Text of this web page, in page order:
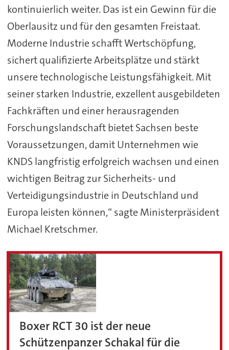
kontinuierlich weiter. Das ist ein Gewinn für die
Oberlausitz und für den gesamten Freistaat.
Moderne Industrie schafft Wertschöpfung,
sichert qualifizierte Arbeitsplätze und stärkt
unsere technologische Leistungsfähigkeit. Mit
seiner starken Industrie, exzellent ausgebildeten
Fachkräften und einer herausragenden
Forschungslandschaft bietet Sachsen beste
Voraussetzungen, damit Unternehmen wie
KNDS langfristig erfolgreich wachsen und einen
wichtigen Beitrag zur Sicherheits- und
Verteidigungsindustrie in Deutschland und
Europa leisten können,“ sagte Ministerpräsident
Michael Kretschmer.
Boxer RCT 30 ist der neue
Schützenpanzer Schakal für die